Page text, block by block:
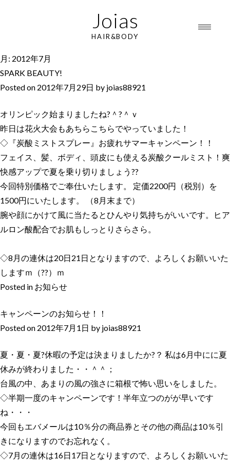
Joias
HAIR&BODY
月: 2012年7月
SPARK BEAUTY!
Posted on 2012年7月29日 by joias88921
オリンピック始まりましたね?＾?＾ｖ
昨日は花火大会もあちらこちらでやっていました！
◇『炭酸ミストスプレー』お疲れサマーキャンペーン！！
フェイス、髪、ボディ、頭皮にも使える炭酸クールミスト！爽
快感アップで夏を乗り切りましょう??
今回特別価格でご奉仕いたします。 定価2200円（税別）を
1500円にいたします。 （8月末まで）
腕や顔にかけて風に当たるとひんやり気持ちがいいです。ヒア
ルロン酸配合でお肌もしっとりさらさら。
◇8月の連休は20日21日となりますので、よろしくお願いいた
しますｍ（??）ｍ
Posted in お知らせ
キャンペーンのお知らせ！！
Posted on 2012年7月1日 by joias88921
夏・夏・夏?休暇の予定は決まりましたか?？ 私は6月中にに夏
休みが終わりました・・＾＾；
台風の中、あまりの風の強さに箱根で怖い思いをしました。
◇半期一度のキャンペーンです！半年立つのがが早いです
ね・・・
今回もエバメールは10％分の商品券とその他の商品は10％引
きになりますのでお忘れなく。
◇7月の連休は16日17日となりますので、よろしくお願いいた